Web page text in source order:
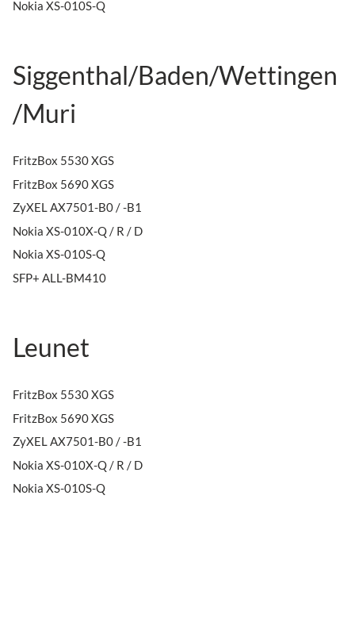
Nokia XS-010S-Q
Siggenthal/Baden/Wettingen
/Muri
FritzBox 5530 XGS
FritzBox 5690 XGS
ZyXEL AX7501-B0 / -B1
Nokia XS-010X-Q / R / D
Nokia XS-010S-Q
SFP+ ALL-BM410
Leunet
FritzBox 5530 XGS
FritzBox 5690 XGS
ZyXEL AX7501-B0 / -B1
Nokia XS-010X-Q / R / D
Nokia XS-010S-Q